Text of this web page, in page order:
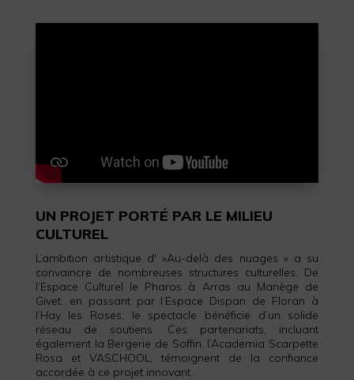
UN PROJET PORTÉ PAR LE MILIEU
CULTUREL
L’ambition artistique d' »Au-delà des nuages » a su
convaincre de nombreuses structures culturelles. De
l’Espace Culturel le Pharos à Arras au Manège de
Givet, en passant par l’Espace Dispan de Floran à
l’Hay les Roses, le spectacle bénéficie d’un solide
réseau de soutiens. Ces partenariats, incluant
également la Bergerie de Soffin, l’Academia Scarpette
Rosa et VASCHOOL, témoignent de la confiance
accordée à ce projet innovant.